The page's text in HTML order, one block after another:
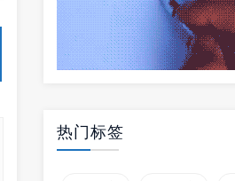
热门标签